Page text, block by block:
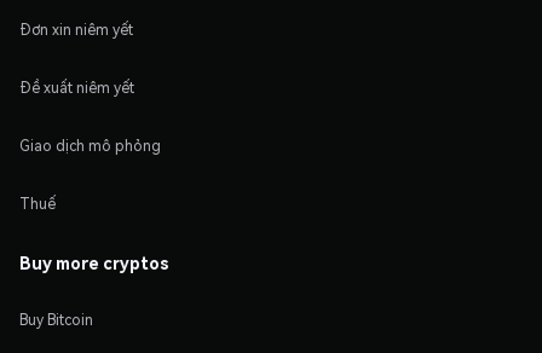
Đơn xin niêm yết
Đề xuất niêm yết
Giao dịch mô phỏng
Thuế
Buy more cryptos
Buy Bitcoin